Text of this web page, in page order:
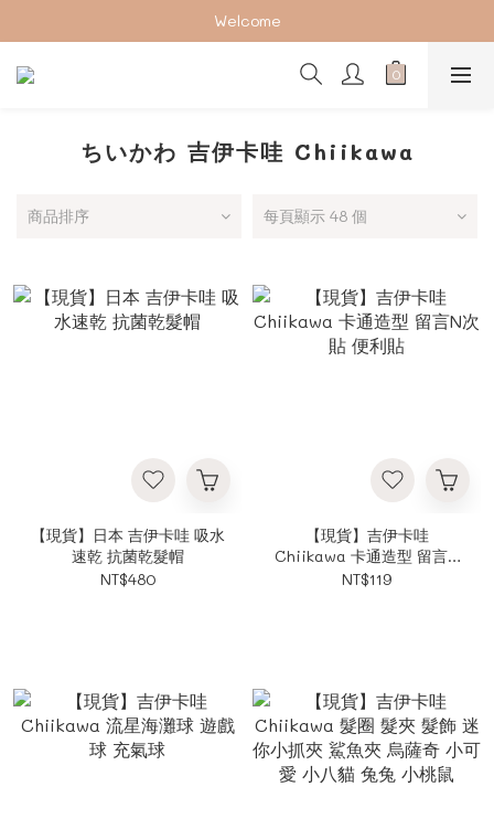
加入會員下單享2%回饋紅利 ❤❤
Welcome
加入會員下單享2%回饋紅利 ❤❤
ちいかわ 吉伊卡哇 Chiikawa
商品排序 每頁顯示 48 個
【現貨】日本 吉伊卡哇 吸水
速乾 抗菌乾髮帽
NT$480
【現貨】吉伊卡哇
Chiikawa 卡通造型 留言N
次貼 便利貼
NT$119